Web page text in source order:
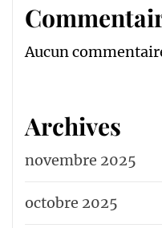
Aucun
Archives
novembre 2025
octobre 2025